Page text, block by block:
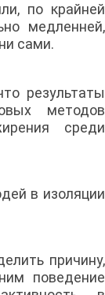
по крайней
медленней,
сами.
результаты
методов
среди
в изоляции
причину,
поведение